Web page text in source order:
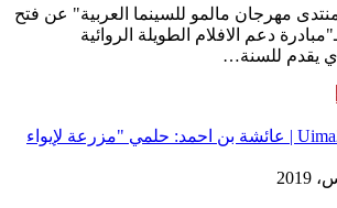
مهرجان مالمو للسينما العربية" عن فتح
دعم الافلام الطويلة الروائية
يقدم للسنة…